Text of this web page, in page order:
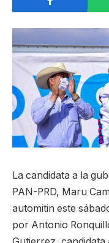
La candidata a la
PAN-PRD, Maru
automitin este
por Antonio